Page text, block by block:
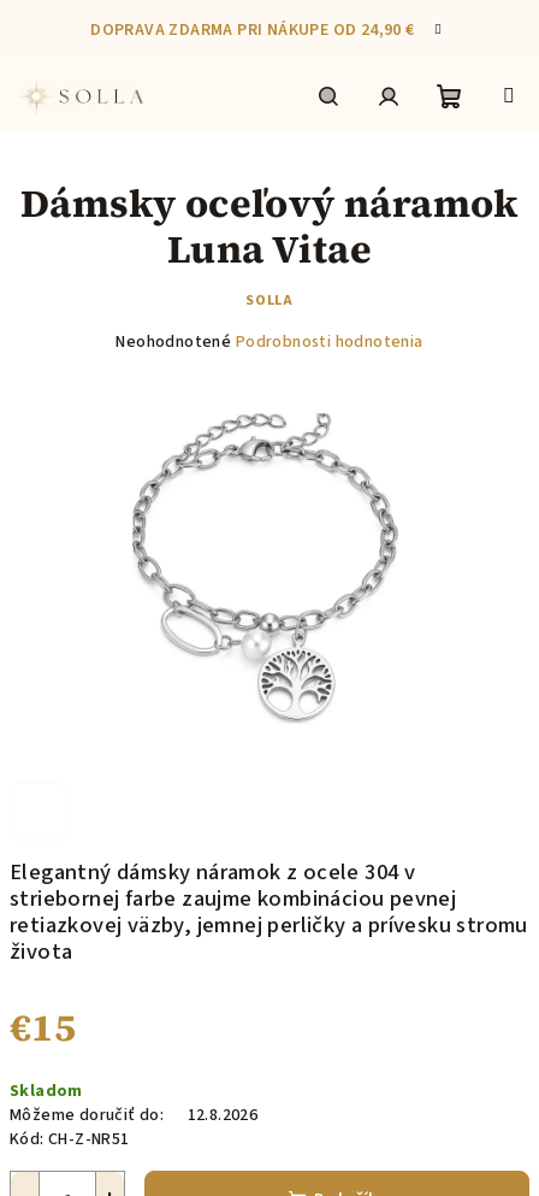
DOPRAVA ZDARMA PRI NÁKUPE OD 24,90 €
košík
Elegantný dámsky náramok z ocele 304 v
striebornej farbe zaujme kombináciou pevnej
retiazkovej väzby, jemnej perličky a prívesku stromu
života
€15
cena:
Skladom
Môžeme doručiť do:
12.8.2026
Kód: CH-Z-NR51
Dámsky oceľový náramok
Luna Vitae
SOLLA
Priemerné
hviezdičiek.
Neohodnotené Podrobnosti hodnotenia